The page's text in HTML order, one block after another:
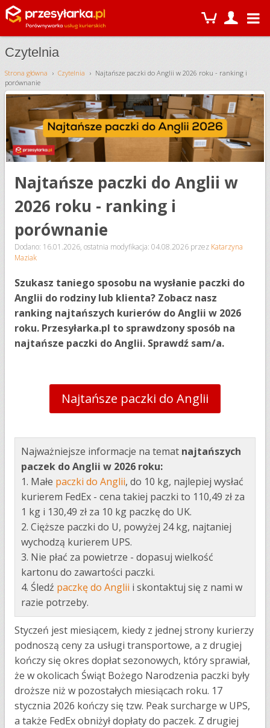
Czytelnia
Strona główna Czytelnia
Najtańsze paczki do Anglii w 2026 roku - ranking i
porównanie
Najtańsze paczki do Anglii w
2026 roku - ranking i
porównanie
Dodano: 16.01.2026, ostatnia modyfikacja: 04.08.2026 przez Katarzyna
Maziak
Szukasz taniego sposobu na wysłanie paczki do
Anglii do rodziny lub klienta? Zobacz nasz
ranking najtańszych kurierów do Anglii w 2026
roku. Przesyłarka.pl to sprawdzony sposób na
najtańsze paczki do Anglii. Sprawdź sam/a.
Najtańsze paczki do Anglii
Najważniejsze informacje na temat najtańszych
paczek do Anglii w 2026 roku:
1. Małe paczki do Anglii, do 10 kg, najlepiej wysłać
kurierem FedEx - cena takiej paczki to 110,49 zł za
1 kg i 130,49 zł za 10 kg paczkę do UK.
2. Cięższe paczki do U, powyżej 24 kg, najtaniej
wychodzą kurierem UPS.
3. Nie płać za powietrze - dopasuj wielkość
kartonu do zawartości paczki.
4. Śledź paczkę do Anglii i skontaktuj się z nami w
razie potrzeby.
Styczeń jest miesiącem, kiedy z jednej strony kurierzy
podnoszą ceny za usługi transportowe, a z drugiej
kończy się okres dopłat sezonowych, który sprawiał,
że w okolicach Świąt Bożego Narodzenia paczki były
droższe niż w pozostałych miesiącach roku. 17
stycznia 2026 kończy się tzw. Peak surcharge w UPS,
a także FedEx obniżył dopłaty do paczek. Z drugiej